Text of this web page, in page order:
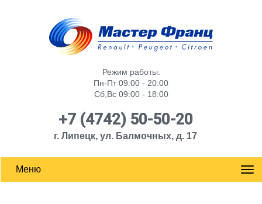
Режим работы:
Пн-Пт 09:00 - 20:00
Сб,Вс 09:00 - 18:00
+7 (4742) 50-50-20
г. Липецк, ул. Балмочных, д. 17
Меню